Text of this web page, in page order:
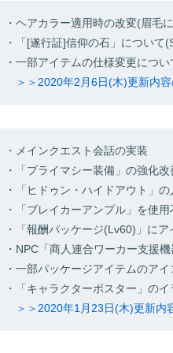
・ヘアカラー適用時の改変(眉毛
・「[遂行証]信仰の石」について
・一部アイテムの仕様変更につ
＞＞2020年2月6日(木)更新内
・メインクエスト会話の実装
・「プライマシー装備」の強化改
・「ヒドゥン・ハイドアウト」
・「ブレイカーアンプル」を使
・「報酬パッケージ(Lv60)」に
・NPC「商人連合ワーカー支援
・一部パッケージアイテムのア
・「キャラクターポスター」の
＞＞2020年1月23日(木)更新内